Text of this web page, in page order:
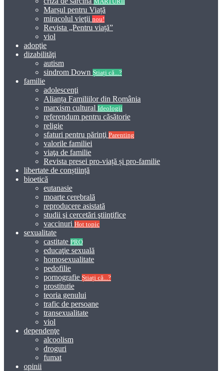
Marșul pentru Viață
miracolul vieţii nou!
Revista „Pentru viață”
viol
adopţie
dizabilităţi
autism
sindrom Down Știați că...?
familie
adolescenţi
Alianța Familiilor din România
marxism cultural Ideologii
referendum pentru căsătorie
religie
sfaturi pentru părinţi Parenting
valorile familiei
viaţa de familie
Revista presei pro-viață și pro-familie
libertate de conștiință
bioetică
eutanasie
moarte cerebrală
reproducere asistată
studii şi cercetări ştiinţifice
vaccinuri Hot topic
sexualitate
castitate PRO
educaţie sexuală
homosexualitate
pedofilie
pornografie Știați că...?
prostitutie
teoria genului
trafic de persoane
transexualitate
viol
dependenţe
alcoolism
droguri
fumat
opinii